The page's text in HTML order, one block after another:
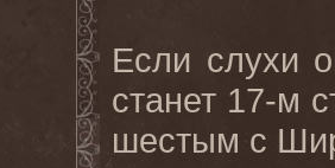
Если слухи
станет 17-м
шестым с